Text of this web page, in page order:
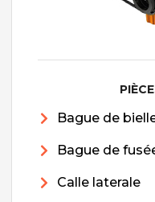
Bague de
Bague de
Calle laterale